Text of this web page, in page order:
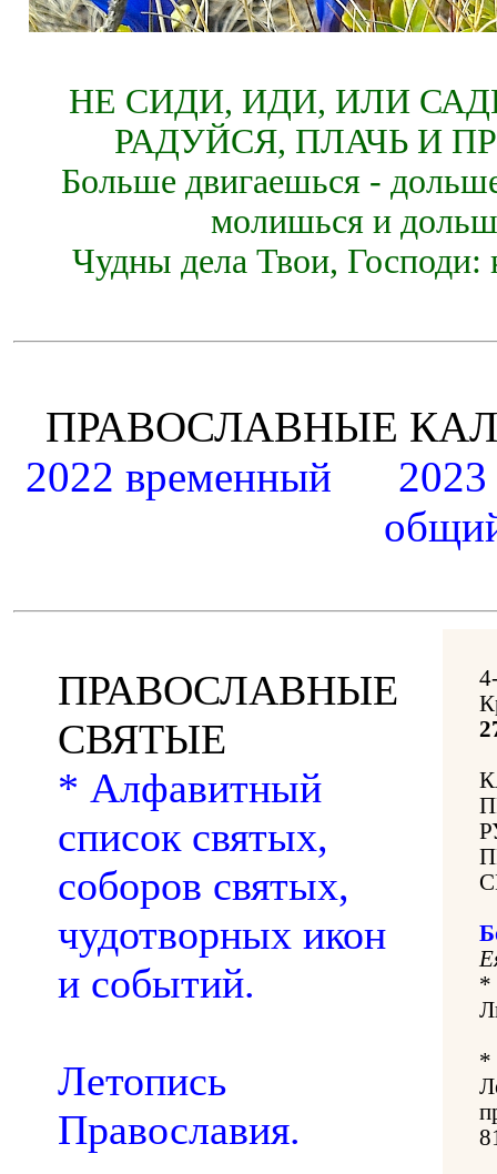
НЕ СИДИ, ИДИ, ИЛИ
РАДУЙСЯ, ПЛАЧЬ И
Больше двигаешься -
молишься и
Чудны дела Твои, Господи:
ПРАВОСЛАВНЫЕ
2022 временный
ПРАВОСЛАВНЫЕ
СВЯТЫЕ
* Алфавитный
список святых,
соборов святых,
чудотворных икон
и событий.
Летопись
Православия.
*
*